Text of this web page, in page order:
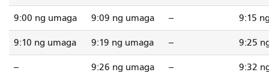
9:00 ng umaga 9:09 ng umaga -- 9:15
9:10 ng umaga 9:19 ng umaga -- 9:25
-- 9:26 ng umaga -- 9:32